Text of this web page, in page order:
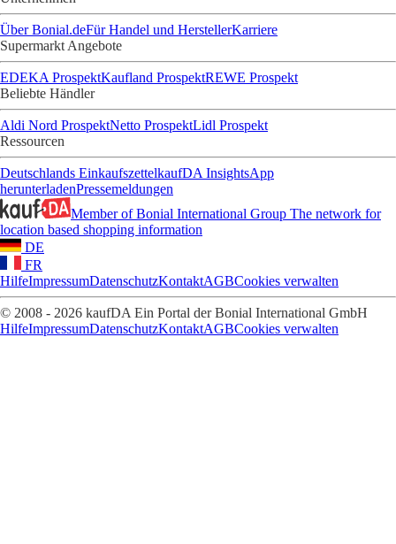
Über Bonial.deFür Handel und HerstellerKarriere
Supermarkt Angebote
EDEKA ProspektKaufland ProspektREWE Prospekt
Beliebte Händler
Aldi Nord ProspektNetto ProspektLidl Prospekt
Ressourcen
Deutschlands EinkaufszettelkaufDA InsightsApp
herunterladenPressemeldungen
Member of Bonial International Group The network for
location based shopping information
DE
FR
HilfeImpressumDatenschutzKontaktAGBCookies verwalten
© 2008 - 2026 kaufDA Ein Portal der Bonial International GmbH
HilfeImpressumDatenschutzKontaktAGBCookies verwalten